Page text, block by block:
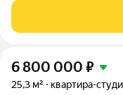
характеристики: - Площадь:
функциональная -
6 800 000 ₽
25,3 м² квартира-